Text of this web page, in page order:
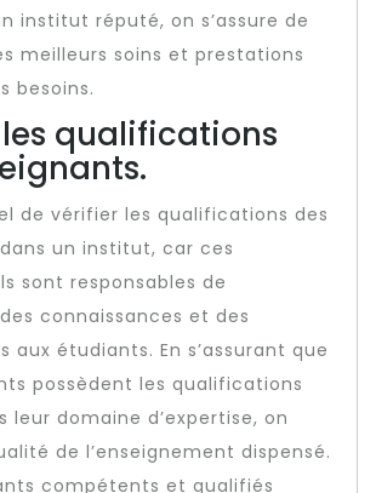
institut réputé, on s’assure de
meilleurs soins et prestations
besoins.
qualifications
de vérifier les qualifications des
un institut, car ces
sont responsables de
connaissances et des
aux étudiants. En s’assurant que
possèdent les qualifications
leur domaine d’expertise, on
de l’enseignement dispensé.
compétents et qualifiés